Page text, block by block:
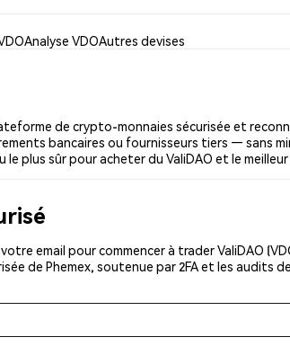
Analyse VDOAutres devises
de crypto-monnaies sécurisée et
bancaires ou fournisseurs tiers — sans
plus sûr pour acheter du ValiDAO et le
email pour commencer à trader ValiDAO
de Phemex, soutenue par 2FA et les